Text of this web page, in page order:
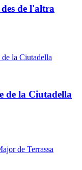
de l'altra
de la Ciutadella